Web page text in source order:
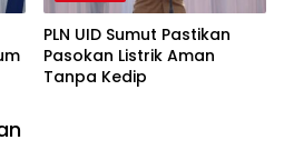
PLN UID Sumut Pastikan
Pasokan Listrik Aman
Tanpa Kedip